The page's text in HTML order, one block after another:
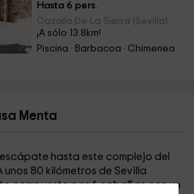
Hasta 6 pers.
Cazalla De La Sierra (Sevilla)
¡A sólo 13.8km!
Piscina · Barbacoa · Chimenea
Menta
hasta este complejo del
unos 80 kilómetros de Sevilla
compuesto por6 cabañascon un